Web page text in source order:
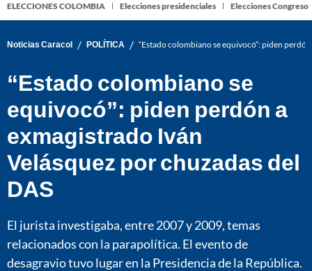
ELECCIONES COLOMBIA Elecciones presidenciales Elecciones Congreso
Noticias Caracol / POLÍTICA / “Estado colombiano se equivocó”: piden
“Estado colombiano se
equivocó”: piden perdón a
exmagistrado Iván
Velásquez por chuzadas del
DAS
El jurista investigaba, entre 2007 y 2009, temas
relacionados con la parapolítica. El evento de
desagravio tuvo lugar en la Presidencia de la República.